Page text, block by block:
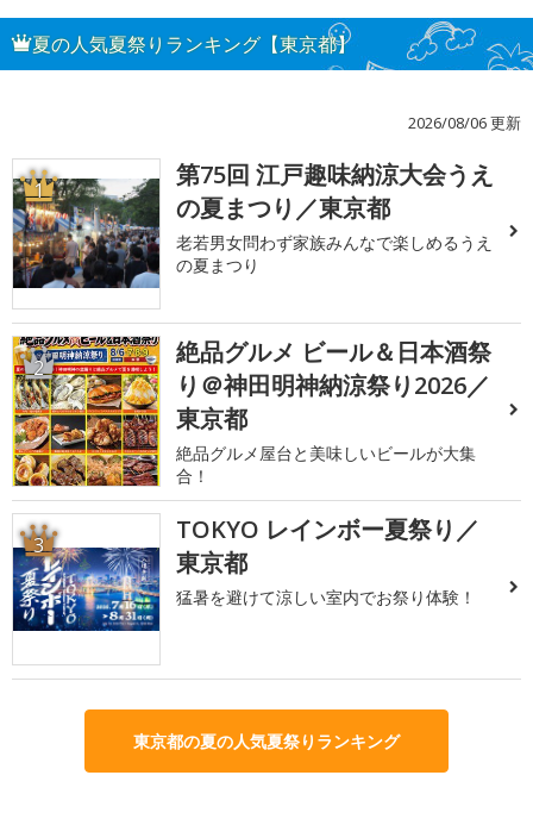
夏の人気夏祭りランキング【東京都】
2026/08/06 更新
1
第75回 江戸趣味納涼大会うえ
の夏まつり／東京都
老若男女問わず家族みんなで楽しめるうえ
の夏まつり
2
絶品グルメ ビール＆日本酒祭
り＠神田明神納涼祭り2026／
東京都
絶品グルメ屋台と美味しいビールが大集
合！
3
TOKYO レインボー夏祭り／
東京都
猛暑を避けて涼しい室内でお祭り体験！
東京都の夏の人気夏祭りランキング